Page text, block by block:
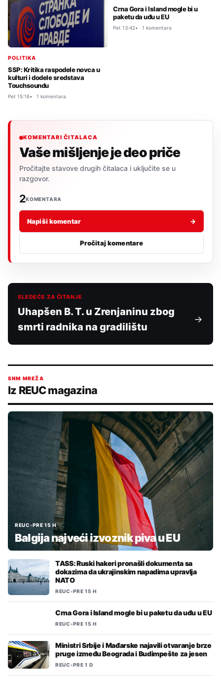
POLITIKA
SSP: Kritika raspodele novca u
kulturi i dodele sredstava
Touchsoundu
Pet 15:16 1 komentara
Crna Gora i Island mogle bi u
paketu da uđu u EU
Pet 13:42 1 komentara
KOMENTARI ČITALACA
Vaše mišljenje je deo priče
Pročitajte stavove drugih čitalaca i uključite se u
razgovor.
2KOMENTARA
Napiši komentar →
Pročitaj komentare
SLEDEĆE ZA ČITANJE
Uhapšen B. T. u Zrenjaninu zbog
smrti radnika na gradilištu
SNM MREŽA
Iz REUC magazina
REUC•PRE 15 H
Balgija najveći izvoznik piva u EU
TASS: Ruski hakeri pronašli dokumenta sa
dokazima da ukrajinskim napadima upravlja
NATO
REUC•PRE 15 H
Crna Gora i Island mogle bi u paketu da uđu u EU
REUC•PRE 15 H
Ministri Srbije i Mađarske najavili otvaranje brze
pruge između Beograda i Budimpešte za jesen
REUC•PRE 1 D